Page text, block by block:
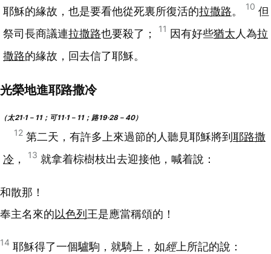
耶穌的緣故，也是要看他從死裏所復活的拉撒路。 10 但
祭司長商議連拉撒路也要殺了； 11 因有好些猶太 人為拉
撒路的緣故，回去信了耶穌。
光榮地進耶路撒冷
（太21‧1－11；可11‧1－11；路19‧28－40）
12 第二天，有許多上來過節的人聽見耶穌將到 耶路撒
冷 ， 13 就拿着棕樹枝出去迎接他，喊着說：
和散那！
奉主名來的以色列王是應當稱頌的！
14 耶穌得了一個驢駒，就騎上，如經上所記的說：